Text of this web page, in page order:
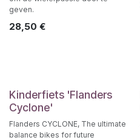
geven.
28,50 €
Kinderfiets 'Flanders
Cyclone'
Flanders CYCLONE, The ultimate
balance bikes for future